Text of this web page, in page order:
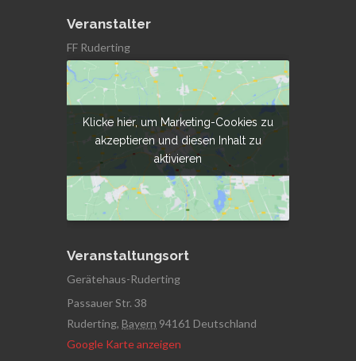
Veranstalter
FF Ruderting
Veranstaltungsort
Gerätehaus-Ruderting
Passauer Str. 38
Ruderting, Bayern 94161 Deutschland
Google Karte anzeigen
Klicke hier, um Marketing-Cookies zu
akzeptieren und diesen Inhalt zu
aktivieren
Klicke hier, um Marketing-Cookies zu
akzeptieren und diesen Inhalt zu
aktivieren